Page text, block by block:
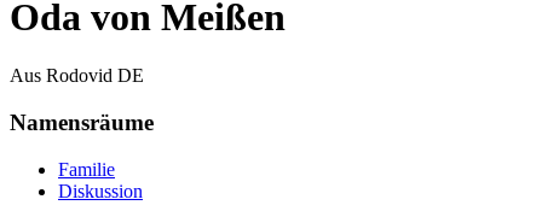
Oda von Meißen
Aus Rodovid DE
Namensräume
Familie
Diskussion